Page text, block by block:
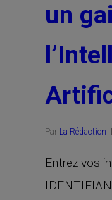
un
Par La Rédaction
Entrez vos